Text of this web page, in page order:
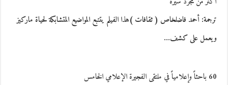
ترجمة: أحمد فاضلخاص ( ثقافات )هذا الفيلم يتتبع المواضيع المتشابكة لحياة ماركيز
ويعمل على كشف…
60 باحثاً وإعلامياً في ملتقى الفجيرة الإعلامي الخامس